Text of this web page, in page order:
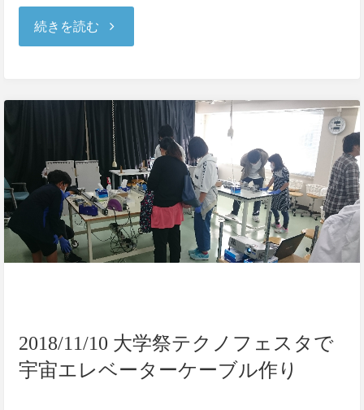
続きを読む"2018/11/26
形
工
シ
ン
ジ
ア’18"
2018/11/10 大学祭テクノフェスタで
宇宙エレベーターケーブル作り